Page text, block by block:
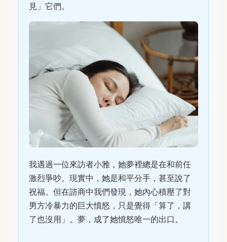
見」它們。
我遇過一位來訪者小雅，她夢裡總是在和前任
激烈爭吵。現實中，她是和平分手，甚至說了
祝福。但在諮商中我們發現，她內心積壓了對
男方冷暴力的巨大憤怒，只是覺得「算了，講
了也沒用」。夢，成了她憤怒唯一的出口。